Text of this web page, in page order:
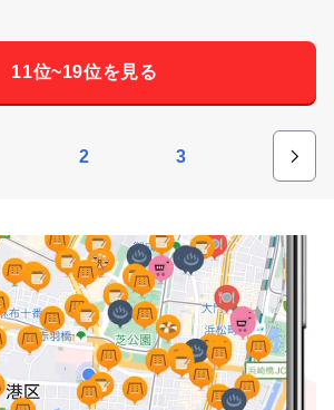
11位~19位を見る
2 3